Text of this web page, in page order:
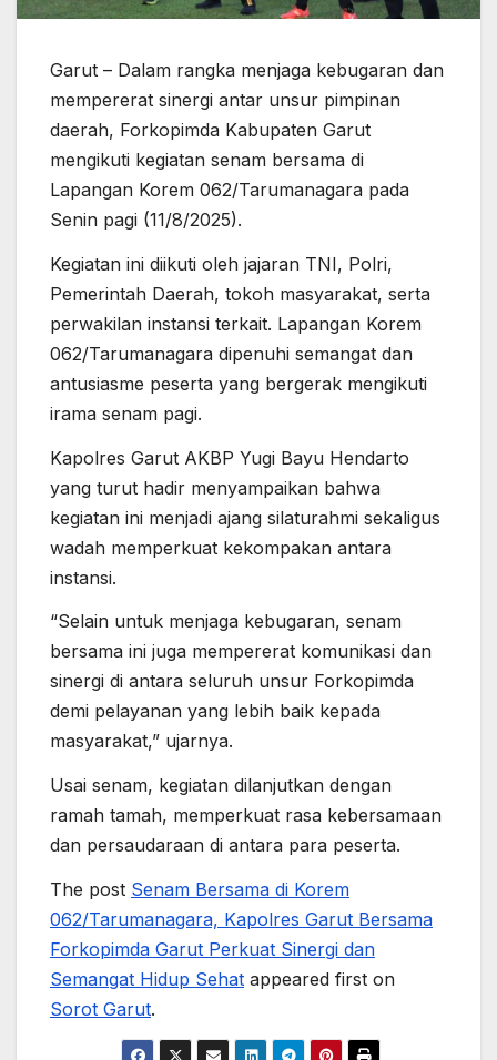
Garut – Dalam rangka menjaga kebugaran dan
mempererat sinergi antar unsur pimpinan
daerah, Forkopimda Kabupaten Garut
mengikuti kegiatan senam bersama di
Lapangan Korem 062/Tarumanagara pada
Senin pagi (11/8/2025).
Kegiatan ini diikuti oleh jajaran TNI, Polri,
Pemerintah Daerah, tokoh masyarakat, serta
perwakilan instansi terkait. Lapangan Korem
062/Tarumanagara dipenuhi semangat dan
antusiasme peserta yang bergerak mengikuti
irama senam pagi.
Kapolres Garut AKBP Yugi Bayu Hendarto
yang turut hadir menyampaikan bahwa
kegiatan ini menjadi ajang silaturahmi sekaligus
wadah memperkuat kekompakan antara
instansi.
“Selain untuk menjaga kebugaran, senam
bersama ini juga mempererat komunikasi dan
sinergi di antara seluruh unsur Forkopimda
demi pelayanan yang lebih baik kepada
masyarakat,” ujarnya.
Usai senam, kegiatan dilanjutkan dengan
ramah tamah, memperkuat rasa kebersamaan
dan persaudaraan di antara para peserta.
The post Senam Bersama di Korem
062/Tarumanagara, Kapolres Garut Bersama
Forkopimda Garut Perkuat Sinergi dan
Semangat Hidup Sehat appeared first on
Sorot Garut.